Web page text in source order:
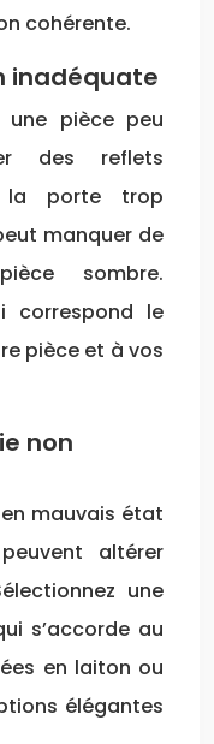
cohérente.
inadéquate
une pièce peu
des reflets
la porte trop
manquer de
sombre.
correspond le
pièce et à vos
non
mauvais état
altérer
une
s’accorde au
en laiton ou
élégantes